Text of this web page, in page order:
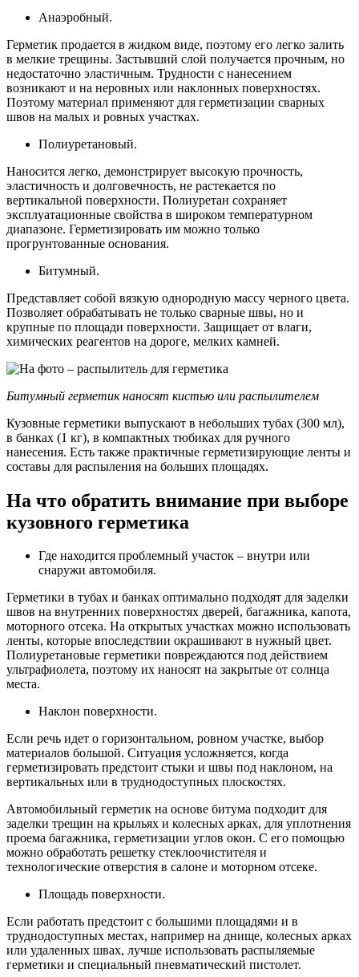
Анаэробный.
Герметик продается в жидком виде, поэтому его легко залить
в мелкие трещины. Застывший слой получается прочным, но
недостаточно эластичным. Трудности с нанесением
возникают и на неровных или наклонных поверхностях.
Поэтому материал применяют для герметизации сварных
швов на малых и ровных участках.
Полиуретановый.
Наносится легко, демонстрирует высокую прочность,
эластичность и долговечность, не растекается по
вертикальной поверхности. Полиуретан сохраняет
эксплуатационные свойства в широком температурном
диапазоне. Герметизировать им можно только
прогрунтованные основания.
Битумный.
Представляет собой вязкую однородную массу черного цвета.
Позволяет обрабатывать не только сварные швы, но и
крупные по площади поверхности. Защищает от влаги,
химических реагентов на дороге, мелких камней.
Битумный герметик наносят кистью или распылителем
Кузовные герметики выпускают в небольших тубах (300 мл),
в банках (1 кг), в компактных тюбиках для ручного
нанесения. Есть также практичные герметизирующие ленты и
составы для распыления на больших площадях.
На что обратить внимание при выборе
кузовного герметика
Где находится проблемный участок – внутри или
снаружи автомобиля.
Герметики в тубах и банках оптимально подходят для заделки
швов на внутренних поверхностях дверей, багажника, капота,
моторного отсека. На открытых участках можно использовать
ленты, которые впоследствии окрашивают в нужный цвет.
Полиуретановые герметики повреждаются под действием
ультрафиолета, поэтому их наносят на закрытые от солнца
места.
Наклон поверхности.
Если речь идет о горизонтальном, ровном участке, выбор
материалов большой. Ситуация усложняется, когда
герметизировать предстоит стыки и швы под наклоном, на
вертикальных или в труднодоступных плоскостях.
Автомобильный герметик на основе битума подходит для
заделки трещин на крыльях и колесных арках, для уплотнения
проема багажника, герметизации углов окон. С его помощью
можно обработать решетку стеклоочистителя и
технологические отверстия в салоне и моторном отсеке.
Площадь поверхности.
Если работать предстоит с большими площадями и в
труднодоступных местах, например на днище, колесных арках
или удаленных швах, лучше использовать распыляемые
герметики и специальный пневматический пистолет.